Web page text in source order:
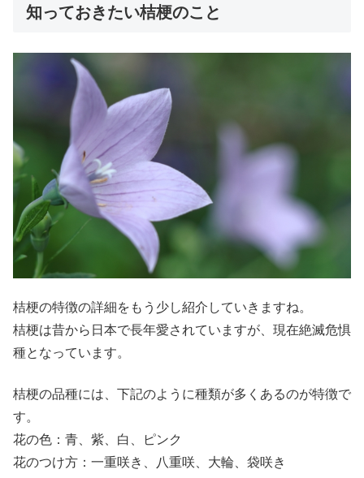
知っておきたい桔梗のこと
桔梗の特徴の詳細をもう少し紹介していきますね。
桔梗は昔から日本で長年愛されていますが、現在絶滅危惧
種となっています。
桔梗の品種には、下記のように種類が多くあるのが特徴で
す。
花の色：青、紫、白、ピンク
花のつけ方：一重咲き、八重咲、大輪、袋咲き